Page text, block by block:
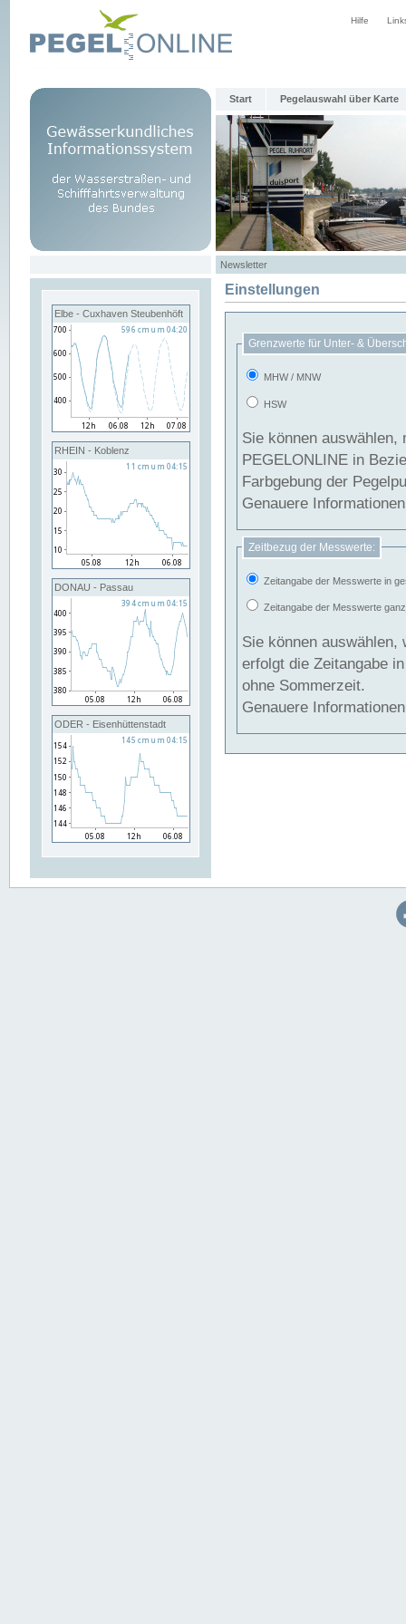
Hilfe
Start Pegelauswahl über Karte
Newsletter
Elbe - Cuxhaven Steubenhöft
RHEIN - Koblenz
DONAU - Passau
ODER - Eisenhüttenstadt
Einstellungen
Grenzwerte für Unter- &
MHW / MNW
HSW
Sie können
PEGELONLINE in Beziehung
Farbgebung der
Genauere
Zeitbezug der Messwerte:
Zeitangabe der Messwerte in
Zeitangabe der Messwerte
Sie können auswählen,
erfolgt die Zeitangabe
ohne Sommerzeit.
Genauere